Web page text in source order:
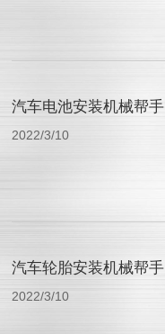
汽车电池安装机械帮手
2022/3/10
汽车轮胎安装机械帮手
2022/3/10